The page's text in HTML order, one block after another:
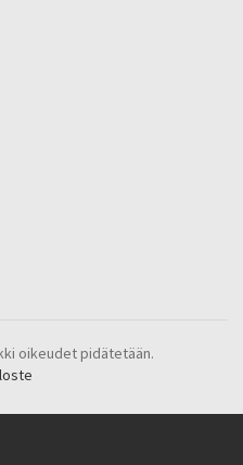
oikeudet pidätetään.